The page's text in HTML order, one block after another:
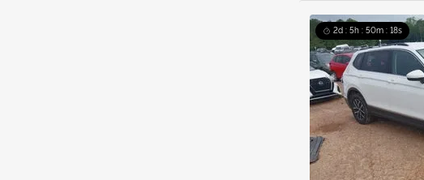
2d : 5h : 50m : 16s